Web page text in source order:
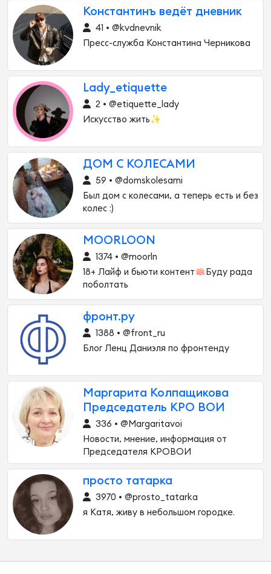
Константинъ ведёт дневник
41 • @kvdnevnik
Пресс-служба Константина Черникова
Lady_etiquette
2 • @etiquette_lady
Искусство жить✨
ДОМ С КОЛЕСАМИ
59 • @domskolesami
Был дом с колесами, а теперь есть и без
колес :)
MOORLOON
1374 • @moorln
18+ Лайф и бьюти контент🪷Буду рада
поболтать
фронт.ру
1388 • @front_ru
Блог Ленц Даниэля по фронтенду
Маргарита Колпащикова
Председатель КРО ВОИ
336 • @Margaritavoi
Новости, мнение, информация от
Председателя КРОВОИ
просто татарка
3970 • @prosto_tatarka
я Катя, живу в небольшом городке.